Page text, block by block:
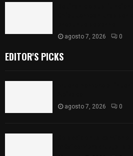
agosto 7, 2026 0
EDITOR'S PICKS
agosto 7, 2026 0